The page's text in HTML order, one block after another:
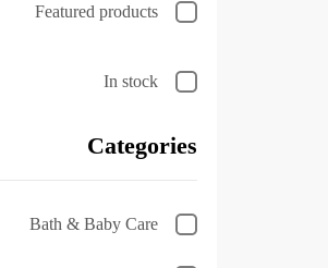
Featured products
In stock
Categories
Bath & Baby Care